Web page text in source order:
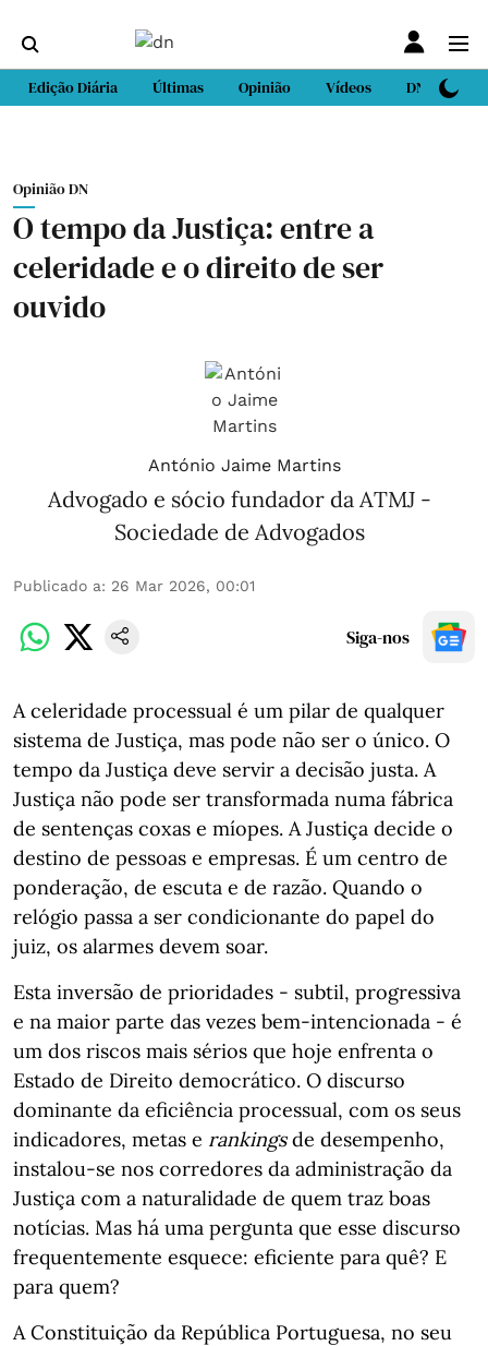
Edição Diária Últimas Opinião Vídeos DN Sport
Opinião DN
O tempo da Justiça: entre a
celeridade e o direito de ser
ouvido
António Jaime Martins
Advogado e sócio fundador da ATMJ -
Sociedade de Advogados
Publicado a: 26 Mar 2026, 00:01
Siga-nos
A celeridade processual é um pilar de qualquer
sistema de Justiça, mas pode não ser o único. O
tempo da Justiça deve servir a decisão justa. A
Justiça não pode ser transformada numa fábrica
de sentenças coxas e míopes. A Justiça decide o
destino de pessoas e empresas. É um centro de
ponderação, de escuta e de razão. Quando o
relógio passa a ser condicionante do papel do
juiz, os alarmes devem soar.
Esta inversão de prioridades - subtil, progressiva
e na maior parte das vezes bem-intencionada - é
um dos riscos mais sérios que hoje enfrenta o
Estado de Direito democrático. O discurso
dominante da eficiência processual, com os seus
indicadores, metas e rankingsde desempenho,
instalou-se nos corredores da administração da
Justiça com a naturalidade de quem traz boas
notícias. Mas há uma pergunta que esse discurso
frequentemente esquece: eficiente para quê? E
para quem?
A Constituição da República Portuguesa, no seu